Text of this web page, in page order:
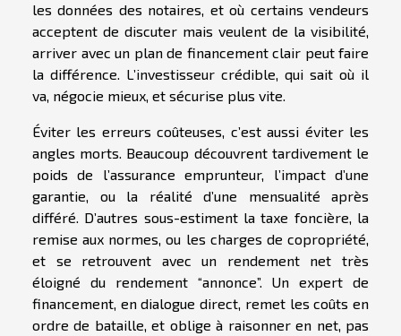
les données des notaires, et où certains vendeurs
acceptent de discuter mais veulent de la visibilité,
arriver avec un plan de financement clair peut faire
la différence. L’investisseur crédible, qui sait où il
va, négocie mieux, et sécurise plus vite.
Éviter les erreurs coûteuses, c’est aussi éviter les
angles morts. Beaucoup découvrent tardivement le
poids de l’assurance emprunteur, l’impact d’une
garantie, ou la réalité d’une mensualité après
différé. D’autres sous-estiment la taxe foncière, la
remise aux normes, ou les charges de copropriété,
et se retrouvent avec un rendement net très
éloigné du rendement “annonce”. Un expert de
financement, en dialogue direct, remet les coûts en
ordre de bataille, et oblige à raisonner en net, pas